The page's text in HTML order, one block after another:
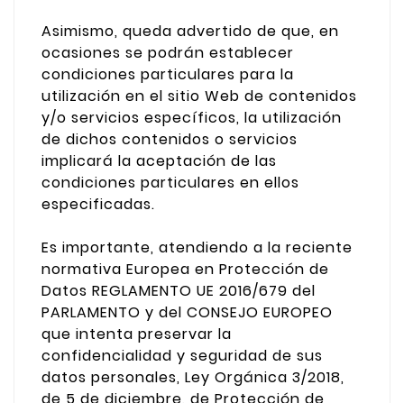
Asimismo, queda advertido de que, en
ocasiones se podrán establecer
condiciones particulares para la
utilización en el sitio Web de contenidos
y/o servicios específicos, la utilización
de dichos contenidos o servicios
implicará la aceptación de las
condiciones particulares en ellos
especificadas.
Es importante, atendiendo a la reciente
normativa Europea en Protección de
Datos REGLAMENTO UE 2016/679 del
PARLAMENTO y del CONSEJO EUROPEO
que intenta preservar la
confidencialidad y seguridad de sus
datos personales, Ley Orgánica 3/2018,